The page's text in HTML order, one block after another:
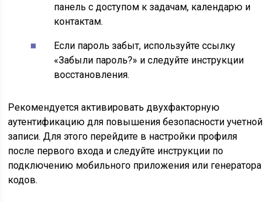
панель с доступом к задачам, календарю и
контактам.
Если пароль забыт, используйте ссылку
«Забыли пароль?» и следуйте инструкции
восстановления.
Рекомендуется активировать двухфакторную
аутентификацию для повышения безопасности учетной
записи. Для этого перейдите в настройки профиля
после первого входа и следуйте инструкции по
подключению мобильного приложения или генератора
кодов.